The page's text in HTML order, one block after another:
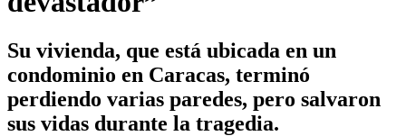
Su vivienda, que está ubicada en un
condominio en Caracas, terminó
perdiendo varias paredes, pero salvaron
sus vidas durante la tragedia.